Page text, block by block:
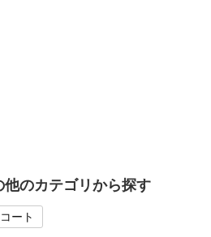
のカテゴリから探す
コート